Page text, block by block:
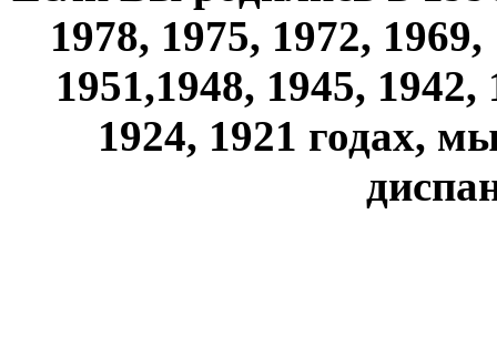
1978, 1975, 1972,
1951,1948, 1945,
1924, 1921 годах,